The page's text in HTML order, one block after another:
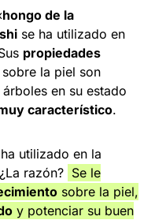
hongo de la
se ha utilizado en
propiedades
la piel son
en su estado
característico.
utilizado en la
razón? Se le
sobre la piel,
y potenciar su buen